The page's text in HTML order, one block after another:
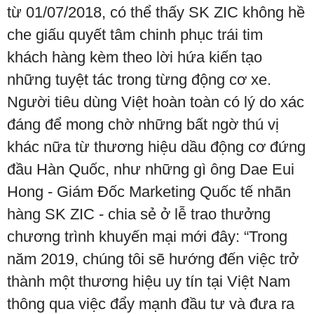
từ 01/07/2018, có thể thấy SK ZIC không hề
che giấu quyết tâm chinh phục trái tim
khách hàng kèm theo lời hứa kiến tạo
những tuyệt tác trong từng động cơ xe.
Người tiêu dùng Việt hoàn toàn có lý do xác
đáng để mong chờ những bất ngờ thú vị
khác nữa từ thương hiệu dầu động cơ đứng
đầu Hàn Quốc, như những gì ông Dae Eui
Hong - Giám Đốc Marketing Quốc tế nhãn
hàng SK ZIC - chia sẻ ở lễ trao thưởng
chương trình khuyến mại mới đây: “Trong
năm 2019, chúng tôi sẽ hướng đến việc trở
thành một thương hiệu uy tín tại Việt Nam
thông qua việc đẩy mạnh đầu tư và đưa ra